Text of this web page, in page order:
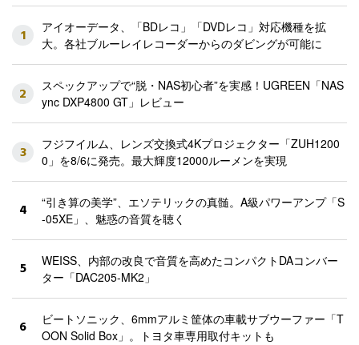
1
アイオーデータ、「BDレコ」「DVDレコ」対応機種を拡
大。各社ブルーレイレコーダーからのダビングが可能に
2
スペックアップで“脱・NAS初心者”を実感！UGREEN「NAS
ync DXP4800 GT」レビュー
3
フジフイルム、レンズ交換式4Kプロジェクター「ZUH1200
0」を8/6に発売。最大輝度12000ルーメンを実現
4
“引き算の美学”、エソテリックの真髄。A級パワーアンプ「S
-05XE」、魅惑の音質を聴く
5
WEISS、内部の改良で音質を高めたコンパクトDAコンバー
ター「DAC205-MK2」
6
ビートソニック、6mmアルミ筐体の車載サブウーファー「T
OON Solid Box」。トヨタ車専用取付キットも